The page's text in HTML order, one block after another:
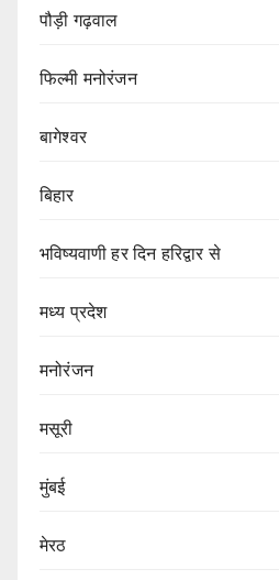
पौड़ी गढ़वाल
फिल्मी मनोरंजन
बागेश्वर
बिहार
भविष्यवाणी हर दिन हरिद्वार से
मध्य प्रदेश
मनोरंजन
मसूरी
मुंबई
मेरठ